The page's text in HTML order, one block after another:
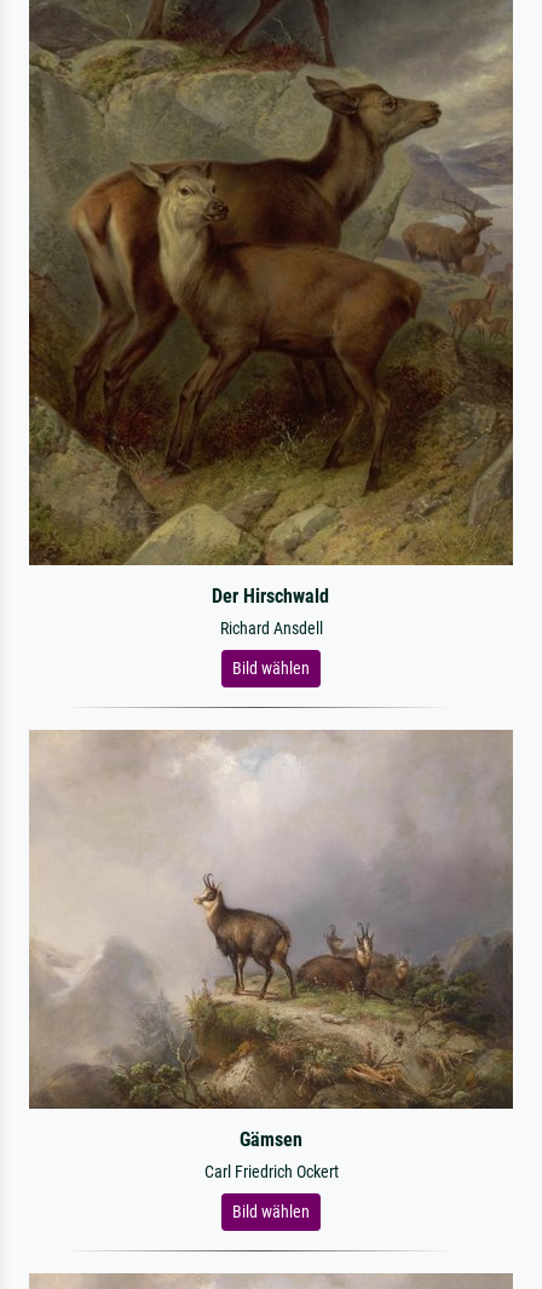
Der Hirschwald
Richard Ansdell
Bild wählen
Gämsen
Carl Friedrich Ockert
Bild wählen